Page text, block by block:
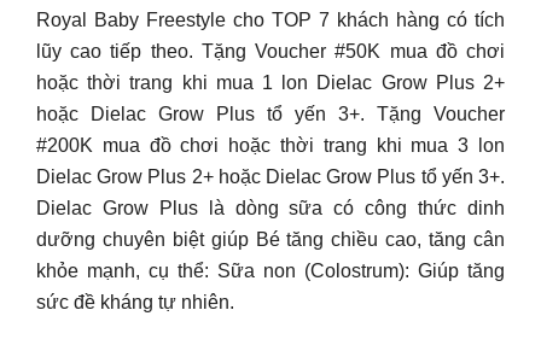
Royal Baby Freestyle cho TOP 7 khách hàng có tích
lũy cao tiếp theo. Tặng Voucher #50K mua đồ chơi
hoặc thời trang khi mua 1 lon Dielac Grow Plus 2+
hoặc Dielac Grow Plus tổ yến 3+. Tặng Voucher
#200K mua đồ chơi hoặc thời trang khi mua 3 lon
Dielac Grow Plus 2+ hoặc Dielac Grow Plus tổ yến 3+.
Dielac Grow Plus là dòng sữa có công thức dinh
dưỡng chuyên biệt giúp Bé tăng chiều cao, tăng cân
khỏe mạnh, cụ thể: Sữa non (Colostrum): Giúp tăng
sức đề kháng tự nhiên.